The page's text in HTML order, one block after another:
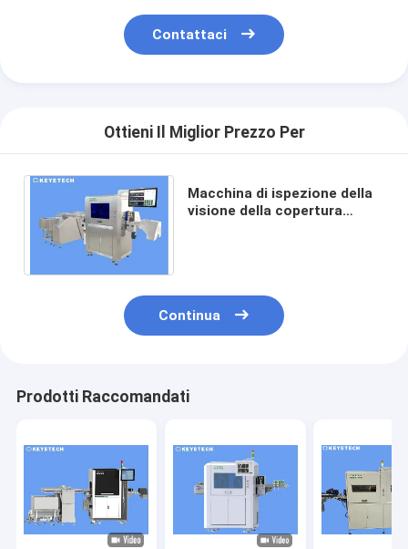
Contattaci
Ottieni Il Miglior Prezzo Per
Macchina di ispezione della
visione della copertura
Continua
Prodotti Raccomandati